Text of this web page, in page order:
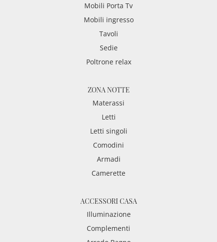
Mobili Porta Tv
Mobili ingresso
Tavoli
Sedie
Poltrone relax
ZONA NOTTE
Materassi
Letti
Letti singoli
Comodini
Armadi
Camerette
ACCESSORI CASA
Illuminazione
Complementi